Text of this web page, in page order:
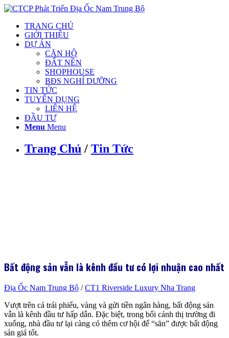
TRANG CHỦ
GIỚI THIỆU
DỰ ÁN
CĂN HỘ
ĐẤT NỀN
SHOPHOUSE
BĐS NGHỈ DƯỠNG
TIN TỨC
TUYỂN DỤNG
LIÊN HỆ
ĐẦU TƯ
Menu Menu
Trang Chủ / Tin Tức
Bất động sản vẫn là kênh đầu tư có lợi nhuận cao nhất
Địa Ốc Nam Trung Bộ /CT1 Riverside Luxury Nha Trang
Vượt trên cả trái phiếu, vàng và gửi tiền ngân hàng, bất động sản
vẫn là kênh đầu tư hấp dẫn. Đặc biệt, trong bối cảnh thị trường đi
xuống, nhà đầu tư lại càng có thêm cơ hội để “săn” được bất động
sản giá tốt.